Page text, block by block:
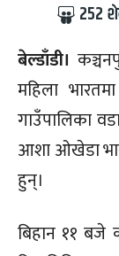
252
बेल्डाँडी।
महिला
गाउँपालिका
आशा ओखेडा
हुन्।
बिहान ११